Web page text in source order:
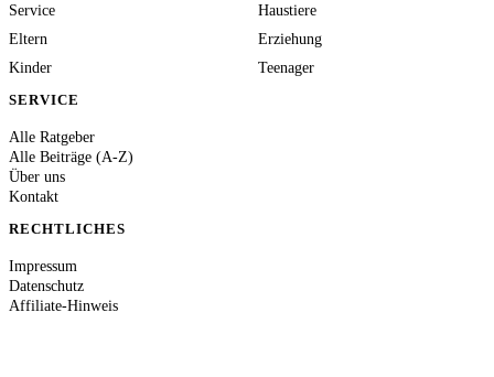
Service
Haustiere
Eltern
Erziehung
Kinder
Teenager
SERVICE
Alle Ratgeber
Alle Beiträge (A-Z)
Über uns
Kontakt
RECHTLICHES
Impressum
Datenschutz
Affiliate-Hinweis